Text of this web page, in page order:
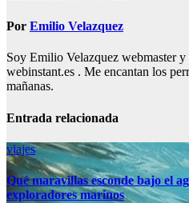
Por Emilio Velazquez
Soy Emilio Velazquez webmaster
webinstant.es . Me encantan los
mañanas.
Entrada relacionada
viajes
Qué maravillas esconde bajo el
exploradores marinos